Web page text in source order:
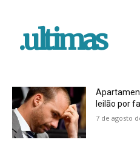
.ultimas
leilão por
7 de agosto